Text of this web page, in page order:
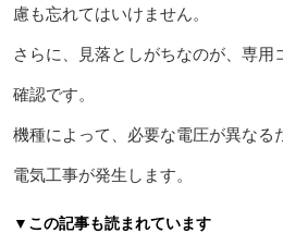
慮も忘れてはいけません。
さらに、見落としがちなのが、専用
確認です。
機種によって、必要な電圧が異なる
電気工事が発生します。
▼この記事も読まれています